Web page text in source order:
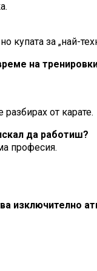
купата за „най-
на
от карате.
да работиш?
професия.
изключително